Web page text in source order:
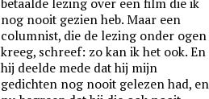
nog nooit gezien heb. Maar een
columnist, die de lezing onder ogen
kreeg, schreef: zo kan ik het ook. En
hij deelde mede dat hij mijn
gedichten nog nooit gelezen had, en